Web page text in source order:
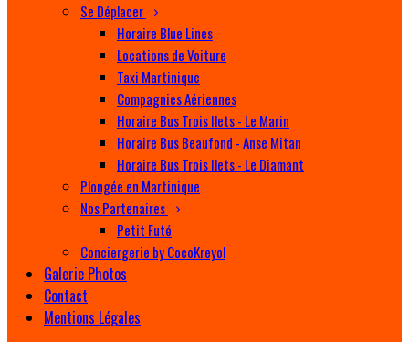
Se Déplacer
Horaire Blue Lines
Locations de Voiture
Taxi Martinique
Compagnies Aériennes
Horaire Bus Trois Ilets - Le Marin
Horaire Bus Beaufond - Anse Mitan
Horaire Bus Trois Ilets - Le Diamant
Plongée en Martinique
Nos Partenaires
Petit Futé
Conciergerie by CocoKreyol
Galerie Photos
Contact
Mentions Légales